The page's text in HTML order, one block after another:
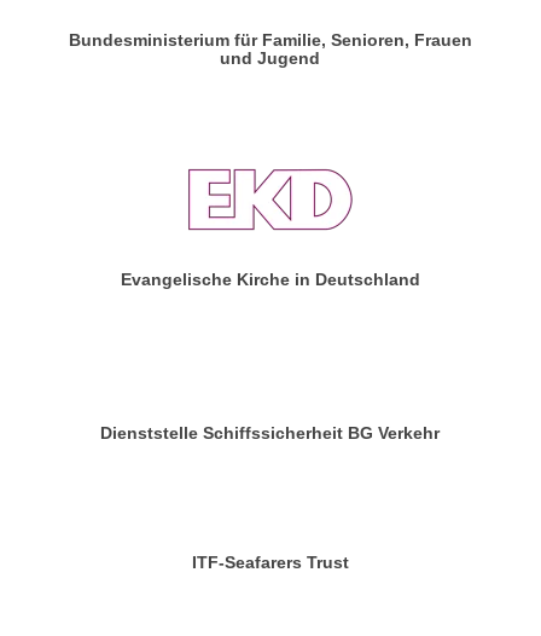
Bundesministerium für Familie, Senioren, Frauen
und Jugend
Evangelische Kirche in Deutschland
Dienststelle Schiffssicherheit BG Verkehr
ITF-Seafarers Trust